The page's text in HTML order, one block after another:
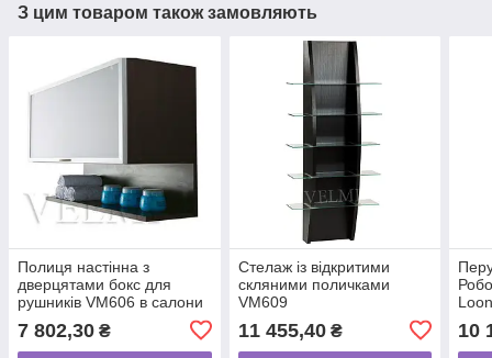
З цим товаром також замовляють
Полиця настінна з
дверцятами бокс для
рушників VM606 в салони
7 802,30 ₴
Стелаж із відкритими
скляними поличками
VM609
11 455,40₴ 10